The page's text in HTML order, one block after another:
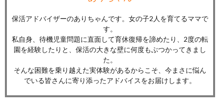
保活アドバイザーのありちゃんです。女の子2人を育てるママで
す。
私自身、待機児童問題に直面して育休復帰を諦めたり、2度の転
園を経験したりと、保活の大きな壁に何度もぶつかってきまし
た。
そんな困難を乗り越えた実体験があるからこそ、今まさに悩ん
でいる皆さんに寄り添ったアドバイスをお届けします。